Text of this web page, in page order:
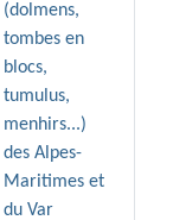
(dolmens,
tombes en
blocs,
tumulus,
menhirs...)
des Alpes-
Maritimes et
du Var